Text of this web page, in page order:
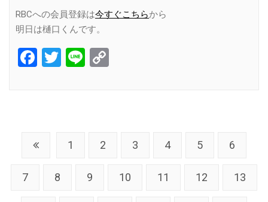
RBCへの会員登録は今すぐこちらから
明日は樋口くんです。
Facebook
Twitter
Line
1 2 3 4 5 6
7 8 9 10 11 12 13